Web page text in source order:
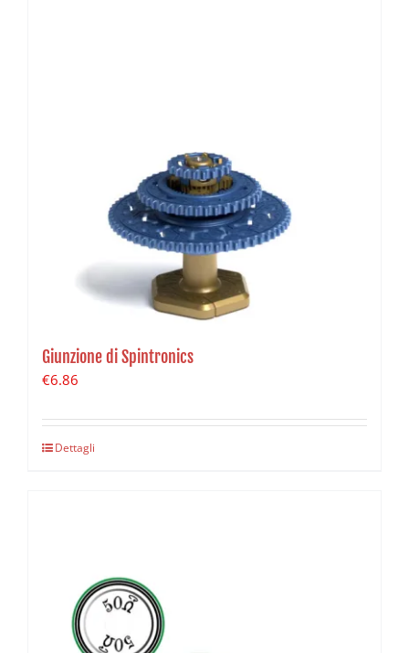
Giunzione di Spintronics
€6.86
Dettagli